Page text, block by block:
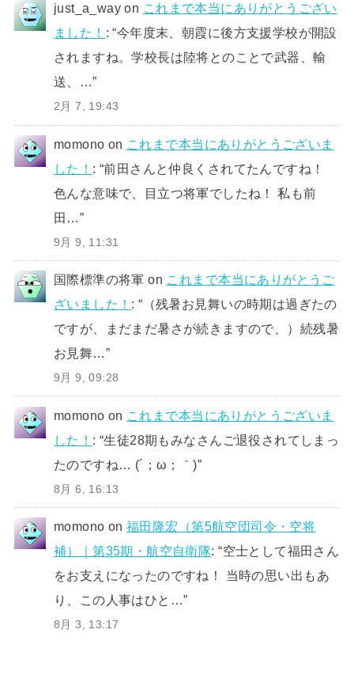
just_a_way on これまで本当にありがとうござい
ました！ : “今年度末、朝霞に後方支援学校が開設
されますね。学校長は陸将とのことで武器、輸
送、…”
2月 7, 19:43
momono on これまで本当にありがとうございま
した！ : “前田さんと仲良くされてたんですね！
色んな意味で、目立つ将軍でしたね！ 私も前
田…”
9月 9, 11:31
国際標準の将軍 on これまで本当にありがとうご
ざいました！ : “ （残暑お見舞いの時期は過ぎたの
ですが、まだまだ暑さが続きますので、）続残暑
お見舞…”
9月 9, 09:28
momono on これまで本当にありがとうございま
した！ : “生徒28期もみなさんご退役されてしまっ
たのですね… (´；ω；｀)”
8月 6, 16:13
momono on福田隆宏（第5航空団司令・空将
補）｜第35期・航空自衛隊: “空士として福田さん
をお支えになったのですね！ 当時の思い出もあ
り、この人事はひと…”
8月 3, 13:17